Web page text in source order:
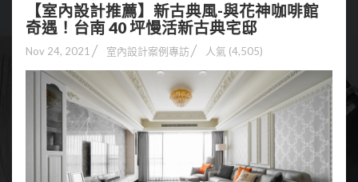
【室內設計推薦】新古典風-與花神咖啡館
奇遇！台南 40 坪慢活新古典宅邸
Nov 24, 2021 室內設計案例專訪 人氣 (4,505)